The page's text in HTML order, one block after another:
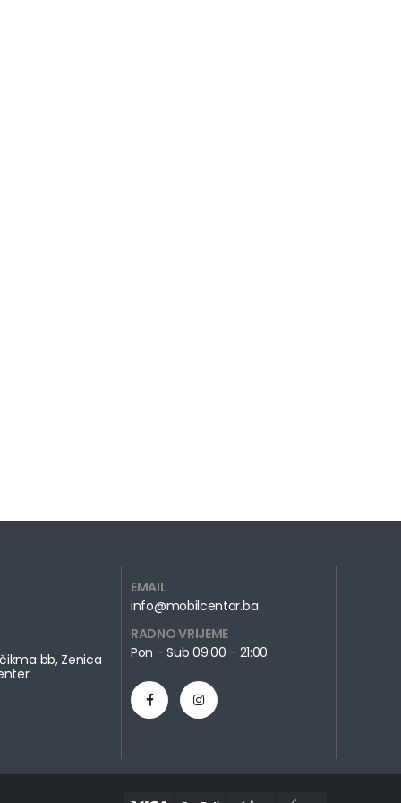
bb, Zenica
EMAIL
info@mobilcentar.ba
RADNO VRIJEME
Pon - Sub 09:00 - 21:00